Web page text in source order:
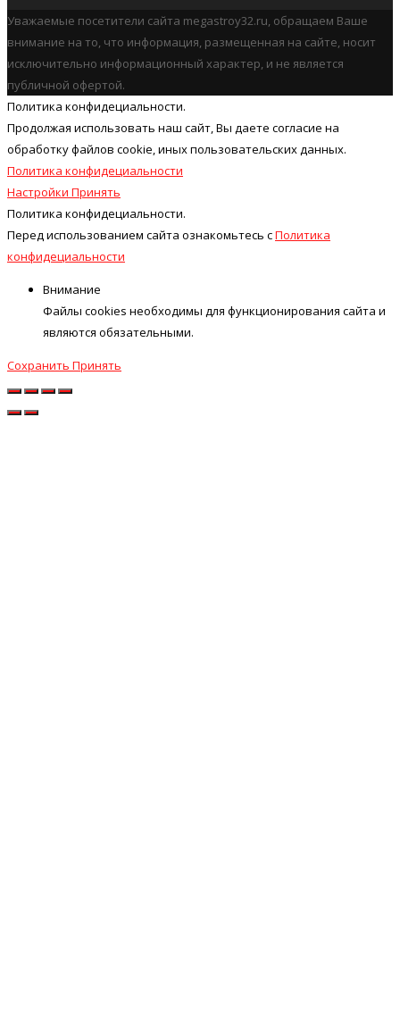
Уважаемые посетители сайта megastroy32.ru, обращаем Ваше
внимание на то, что информация, размещенная на сайте, носит
исключительно информационный характер, и не является
публичной офертой.
Политика конфидециальности.
Продолжая использовать наш cайт, Вы даете согласие на
обработку файлов cookie, иных пользовательских данных.
Политика конфидециальности
Настройки Принять
Политика конфидециальности.
Перед использованием сайта ознакомьтесь сПолитика
конфидециальности
Внимание
Файлы cookies необходимы для функционирования сайта и
являются обязательными.
Сохранить Принять